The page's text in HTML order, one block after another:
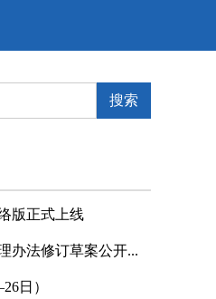
搜索
版正式上线
办法修订草案公开...
日）